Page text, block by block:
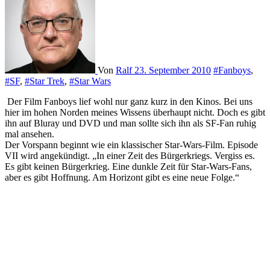
Von Ralf 23. September 2010 #Fanboys,
#SF, #Star Trek, #Star Wars
Der Film Fanboys lief wohl nur ganz kurz in den Kinos. Bei uns
hier im hohen Norden meines Wissens überhaupt nicht. Doch es gibt
ihn auf Bluray und DVD und man sollte sich ihn als SF-Fan ruhig
mal ansehen.
Der Vorspann beginnt wie ein klassischer Star-Wars-Film. Episode
VII wird angekündigt. „In einer Zeit des Bürgerkriegs. Vergiss es.
Es gibt keinen Bürgerkrieg. Eine dunkle Zeit für Star-Wars-Fans,
aber es gibt Hoffnung. Am Horizont gibt es eine neue Folge.“